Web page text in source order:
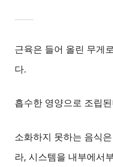
근육은 들어 올린 무게
다.
흡수한 영양으로 조립
소화하지 못하는 음식
라, 시스템을 내부에서